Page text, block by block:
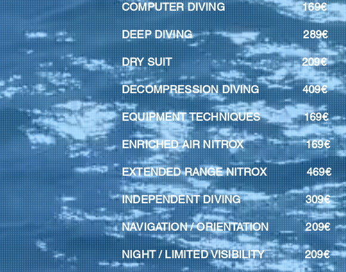
COMPUTER DIVING 169€
DEEP DIVING289€
DRY SUIT 209€
DECOMPRESSION DIVING 409€
EQUIPMENT TECHNIQUES 169€
ENRICHED AIR NITROX 169€
EXTENDED RANGE NITROX 469€
INDEPENDENT DIVING 309€
NAVIGATION / ORIENTATION 209€
NIGHT / LIMITED VISIBILITY 209€